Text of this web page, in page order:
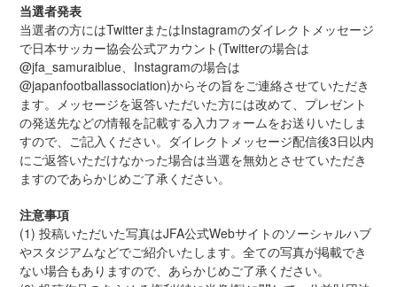
当選者発表
当選者の方にはTwitterまたはInstagramのダイレクトメッセージ
で日本サッカー協会公式アカウント(Twitterの場合は
@jfa_samuraiblue、Instagramの場合は
@japanfootballassociation)からその旨をご連絡させていただき
ます。メッセージを返答いただいた方には改めて、プレゼント
の発送先などの情報を記載する入力フォームをお送りいたしま
すので、ご記入ください。ダイレクトメッセージ配信後3日以内
にご返答いただけなかった場合は当選を無効とさせていただき
ますのであらかじめご了承ください。
注意事項
(1) 投稿いただいた写真はJFA公式Webサイトのソーシャルハブ
やスタジアムなどでご紹介いたします。全ての写真が掲載でき
ない場合もありますので、あらかじめご了承ください。